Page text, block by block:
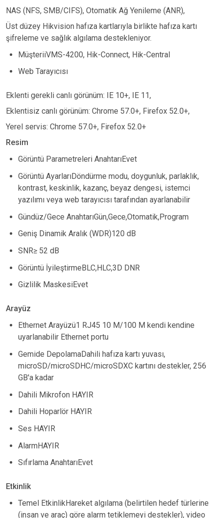
NAS (NFS, SMB/CIFS), Otomatik Ağ Yenileme (ANR),
Üst düzey Hikvision hafıza kartlarıyla birlikte hafıza kartı
şifreleme ve sağlık algılama destekleniyor.
MüşteriiVMS-4200, Hik-Connect, Hik-Central
Web Tarayıcısı
Eklenti gerekli canlı görünüm: IE 10+, IE 11,
Eklentisiz canlı görünüm: Chrome 57.0+, Firefox 52.0+,
Yerel servis: Chrome 57.0+, Firefox 52.0+
Resim
Görüntü Parametreleri AnahtarıEvet
Görüntü AyarlarıDöndürme modu, doygunluk, parlaklık,
kontrast, keskinlik, kazanç, beyaz dengesi, istemci
yazılımı veya web tarayıcısı tarafından ayarlanabilir
Gündüz/Gece AnahtarıGün,Gece,Otomatik,Program
Geniş Dinamik Aralık (WDR)120 dB
SNR≥ 52 dB
Görüntü İyileştirmeBLC,HLC,3D DNR
Gizlilik MaskesiEvet
Arayüz
Ethernet Arayüzü1 RJ45 10 M/100 M kendi kendine
uyarlanabilir Ethernet portu
Gemide DepolamaDahili hafıza kartı yuvası,
microSD/microSDHC/microSDXC kartını destekler, 256
GB'a kadar
Dahili Mikrofon HAYIR
Dahili Hoparlör HAYIR
Ses HAYIR
AlarmHAYIR
Sıfırlama AnahtarıEvet
Etkinlik
Temel EtkinlikHareket algılama (belirtilen hedef türlerine
(insan ve araç) göre alarm tetiklemeyi destekler), video